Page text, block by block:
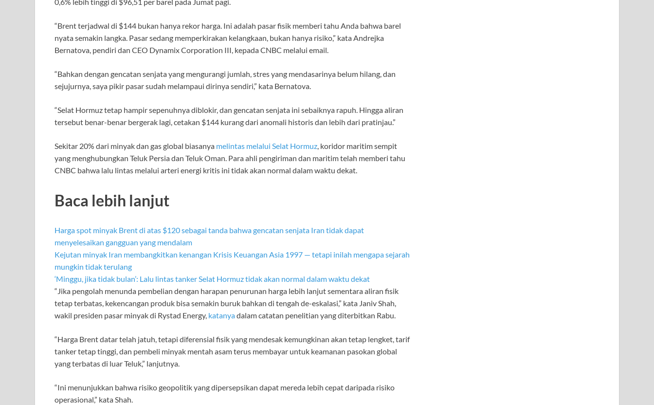
“Brent terjadwal di $144 bukan hanya rekor harga. Ini adalah pasar fisik memberi tahu Anda bahwa barel
nyata semakin langka. Pasar sedang memperkirakan kelangkaan, bukan hanya risiko,” kata Andrejka
Bernatova, pendiri dan CEO Dynamix Corporation III, kepada CNBC melalui email.
“Bahkan dengan gencatan senjata yang mengurangi jumlah, stres yang mendasarinya belum hilang, dan
sejujurnya, saya pikir pasar sudah melampaui dirinya sendiri,” kata Bernatova.
“Selat Hormuz tetap hampir sepenuhnya diblokir, dan gencatan senjata ini sebaiknya rapuh. Hingga aliran
tersebut benar-benar bergerak lagi, cetakan $144 kurang dari anomali historis dan lebih dari pratinjau.”
Sekitar 20% dari minyak dan gas global biasanya melintas melalui Selat Hormuz , koridor maritim sempit
yang menghubungkan Teluk Persia dan Teluk Oman. Para ahli pengiriman dan maritim telah memberi tahu
CNBC bahwa lalu lintas melalui arteri energi kritis ini tidak akan normal dalam waktu dekat.
Baca lebih lanjut
Harga spot minyak Brent di atas $120 sebagai tanda bahwa gencatan senjata Iran tidak dapat
menyelesaikan gangguan yang mendalam
Kejutan minyak Iran membangkitkan kenangan Krisis Keuangan Asia 1997 — tetapi inilah mengapa sejarah
mungkin tidak terulang
‘Minggu, jika tidak bulan’: Lalu lintas tanker Selat Hormuz tidak akan normal dalam waktu dekat
“Jika pengolah menunda pembelian dengan harapan penurunan harga lebih lanjut sementara aliran fisik
tetap terbatas, kekencangan produk bisa semakin buruk bahkan di tengah de-eskalasi,” kata Janiv Shah,
wakil presiden pasar minyak di Rystad Energy, katanyadalam catatan penelitian yang diterbitkan Rabu.
“Harga Brent datar telah jatuh, tetapi diferensial fisik yang mendesak kemungkinan akan tetap lengket, tarif
tanker tetap tinggi, dan pembeli minyak mentah asam terus membayar untuk keamanan pasokan global
yang terbatas di luar Teluk,” lanjutnya.
“Ini menunjukkan bahwa risiko geopolitik yang dipersepsikan dapat mereda lebih cepat daripada risiko
operasional,” kata Shah.